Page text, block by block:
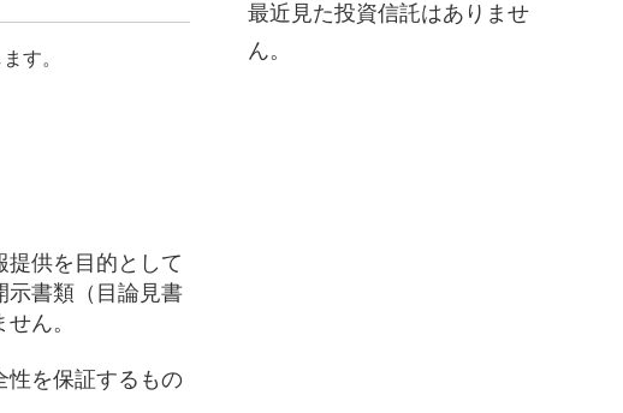
す。
供を目的として
示書類（目論見書
ん。
性を保証するもの
最近見た投資信託はありませ
ん。